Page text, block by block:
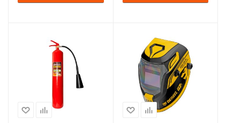
300x250x250
Гарантийный срок,
1 год
0.6
Рабочая температура,
-40 - +50
Характеристики
технология REAL
COLOR
Материал
Пластик
Страна изготовления
Россия